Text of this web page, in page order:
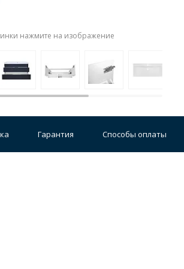
Стальные
для ванн Комплектующие для
нажмите на изображение
Гарантия Способы оплаты